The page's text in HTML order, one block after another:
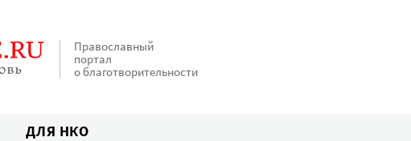
Православный
портал
о благотворительности
ДЛЯ НКО